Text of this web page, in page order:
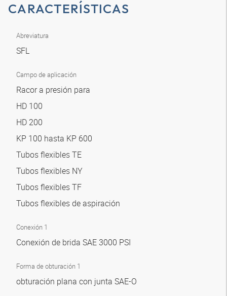
CARACTERÍSTICAS
Abreviatura
SFL
Campo de aplicación
Racor a presión para
HD 100
HD 200
KP 100 hasta KP 600
Tubos flexibles TE
Tubos flexibles NY
Tubos flexibles TF
Tubos flexibles de aspiración
Conexión 1
Conexión de brida SAE 3000 PSI
Forma de obturación 1
obturación plana con junta SAE-O